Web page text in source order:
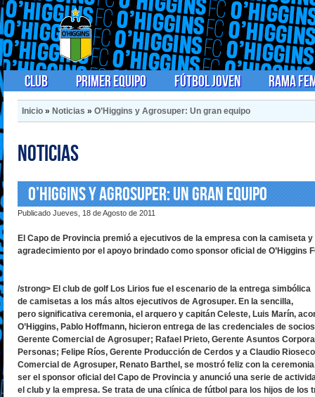
Club Primer Equipo Fútbol Joven Rama
Inicio » Noticias » O’Higgins y Agrosuper: Un gran equipo
Noticias
O’Higgins y Agrosuper: Un gran equipo
Publicado Jueves, 18 de Agosto de 2011
El Capo de Provincia premió a ejecutivos de la empresa con la camiseta
agradecimiento por el apoyo brindado como sponsor oficial de O’Higgins
/strong> El club de golf Los Lirios fue el escenario de la entrega simbólica
de camisetas a los más altos ejecutivos de Agrosuper. En la sencilla,
pero significativa ceremonia, el arquero y capitán Celeste, Luis Marín,
O’Higgins, Pablo Hoffmann, hicieron entrega de las credenciales de
Gerente Comercial de Agrosuper; Rafael Prieto, Gerente Asuntos
Personas; Felipe Ríos, Gerente Producción de Cerdos y a Claudio
Comercial de Agrosuper, Renato Barthel, se mostró feliz con la
ser el sponsor oficial del Capo de Provincia y anunció una serie de
el club y la empresa. Se trata de una clínica de fútbol para los hijos de